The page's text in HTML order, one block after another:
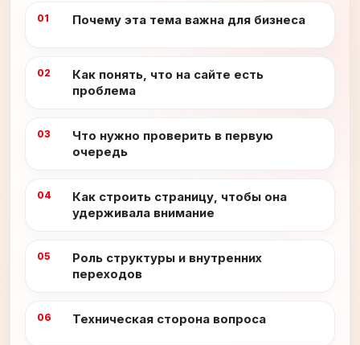
Почему эта тема важна для бизнеса
Как понять, что на сайте есть
проблема
Что нужно проверить в первую
очередь
Как строить страницу, чтобы она
удерживала внимание
Роль структуры и внутренних
переходов
Техническая сторона вопроса